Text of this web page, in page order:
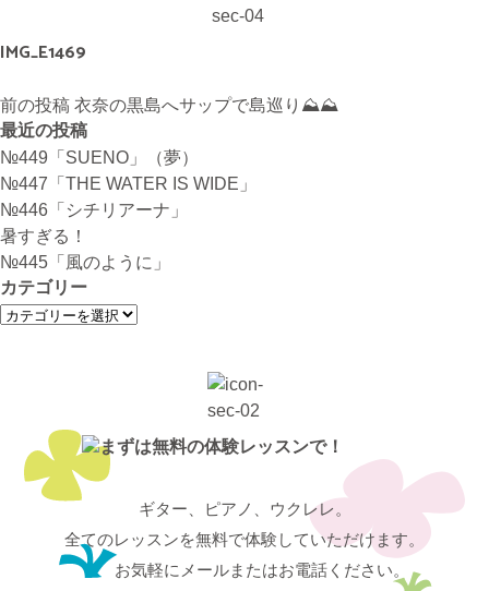
090-4764-9331
携帯
080-3853-1074
IMG_E1469
投
稿
ナ
ビ
ゲ
ー
シ
ョ
ン
前の投稿 衣奈の黒島へサップで島巡り⛰⛰
最近の投稿
№449「SUENO」（夢）
№447「THE WATER IS WIDE」
№446「シチリアーナ」
暑すぎる！
№445「風のように」
カテゴリー
カ
ギター、ピアノ、ウクレレ。
全てのレッスンを無料で体験していただけます。
お気軽にメールまたはお電話ください。